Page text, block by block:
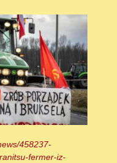
458237-
fermer-iz-